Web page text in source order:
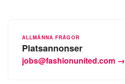
ALLMÄNNA FRÅGOR
Platsannonser
jobs@fashionunited.com →